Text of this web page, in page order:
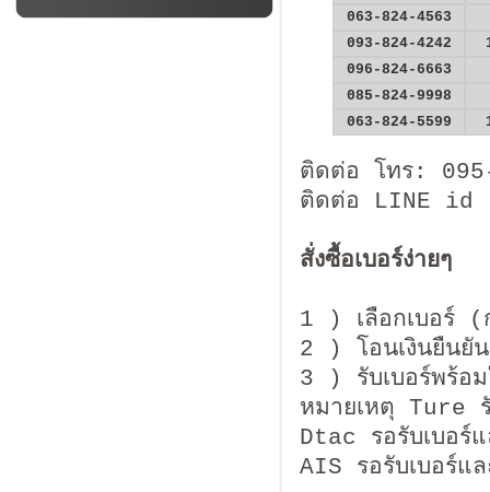
063-824-4563
093-824-4242
096-824-6663
085-824-9998
063-824-5599
ติดต่อ โทร:
ติดต่อ LINE id
สั่งซื้อเบอร์ง่ายๆ
1 ) เลือกเบอร์ (
2 ) โอนเงินยืนยัน
3 ) รับเบอร์พร้อม
หมายเหตุ Ture รั
Dtac รอรับเบอร์
AIS รอรับเบอร์แ